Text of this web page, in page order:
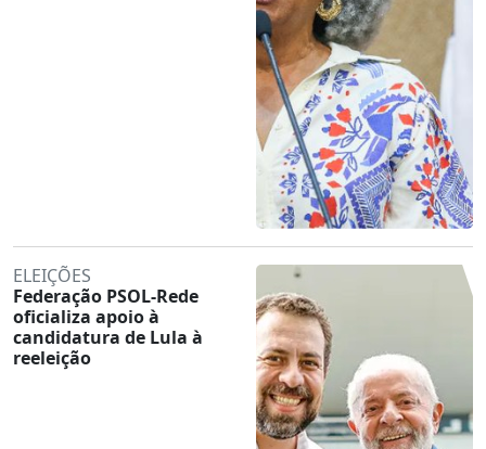
ELEIÇÕES
Federação PSOL-Rede
oficializa apoio à
candidatura de Lula à
reeleição